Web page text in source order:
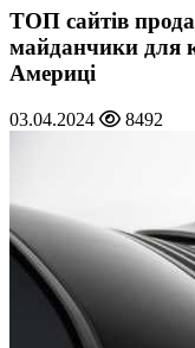
ТОП сайтів
майданчики для
Америці
03.04.2024 8492